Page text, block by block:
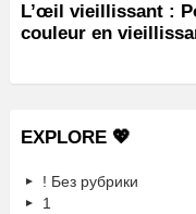
L’œil vieillissant :
couleur en
EXPLORE 💖
! Без рубрики
1